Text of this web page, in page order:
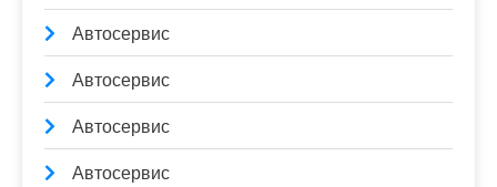
Автосервис
Автосервис
Автосервис
Автосервис